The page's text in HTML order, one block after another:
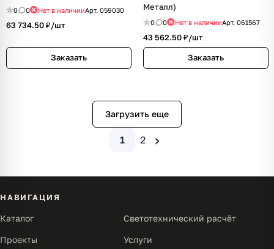
0 0 Нет в наличииАрт. 059030
63 734.50 ₽/шт
Заказать
Металл)
0 0 Нет в наличииАрт. 061567
43 562.50 ₽/шт
Заказать
Загрузить еще
1 2 ›
НАВИГАЦИЯ
Каталог Светотехнический расчёт
Проекты Услуги